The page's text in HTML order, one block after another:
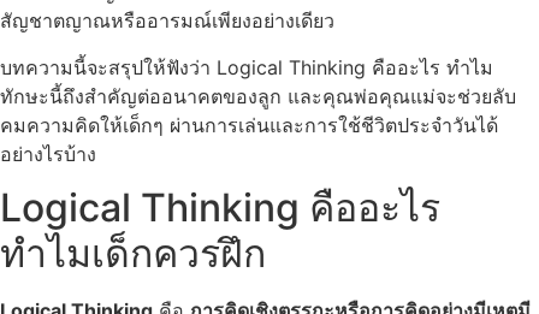
สัญชาตญาณหรืออารมณ์เพียงอย่างเดียว
บทความนี้จะสรุปให้ฟังว่า Logical Thinking คืออะไร ทำไม
ทักษะนี้ถึงสำคัญต่ออนาคตของลูก และคุณพ่อคุณแม่จะช่วยลับ
คมความคิดให้เด็กๆ ผ่านการเล่นและการใช้ชีวิตประจำวันได้
อย่างไรบ้าง
Logical Thinking คืออะไร
ทำไมเด็กควรฝึก